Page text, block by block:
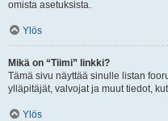
omista asetuksista.
Ylös
Mikä on “Tiimi” linkki?
Tämä sivu näyttää sinulle listan
ylläpitäjät, valvojat ja muut tiedot,
Ylös